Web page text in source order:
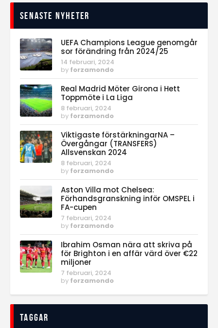
Senaste nyheter
UEFA Champions League genomgår
sor förändring från 2024/25
14 februari, 2024
by forzamondo
Real Madrid Möter Girona i Hett
Toppmöte i La Liga
8 februari, 2024
by forzamondo
Viktigaste förstärkningarNA –
Övergångar (TRANSFERS)
Allsvenskan 2024
8 februari, 2024
by forzamondo
Aston Villa mot Chelsea:
Förhandsgranskning inför OMSPEL i
FA-cupen
7 februari, 2024
by forzamondo
Ibrahim Osman nära att skriva på
för Brighton i en affär värd över €22
miljoner
7 februari, 2024
by forzamondo
Taggar